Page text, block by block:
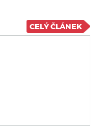
CELÝ ČLÁNEK